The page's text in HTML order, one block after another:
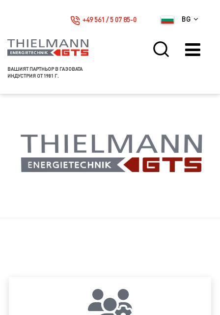
ВАШИЯТ ПАРТНЬОР В ГАЗОВАТА
ИНДУСТРИЯ ОТ 1981 Г.
BG
+49 561 / 5 07 85-0